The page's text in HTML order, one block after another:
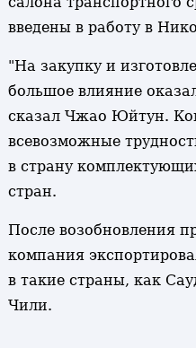
введены в работу в
"На закупку и
большое влияние
сказал Чжао Юйтун.
всевозможные
в страну
стран.
После возобновления
компания
в такие страны, как
Чили.